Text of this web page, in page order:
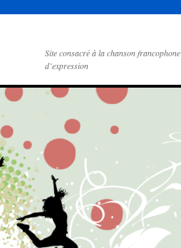
Site consacré à la chanson francophone
d’expression